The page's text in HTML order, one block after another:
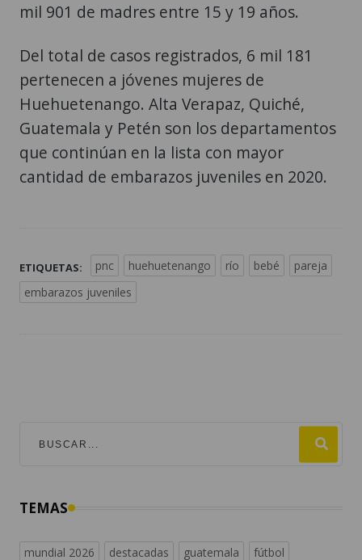
mil 901 de madres entre 15 y 19 años.
Del total de casos registrados, 6 mil 181
pertenecen a jóvenes mujeres de
Huehuetenango. Alta Verapaz, Quiché,
Guatemala y Petén son los departamentos
que continúan en la lista con mayor
cantidad de embarazos juveniles en 2020.
ETIQUETAS: pnc huehuetenango río bebé
pareja
embarazos juveniles
TEMAS
mundial 2026 destacadas guatemala fútbol